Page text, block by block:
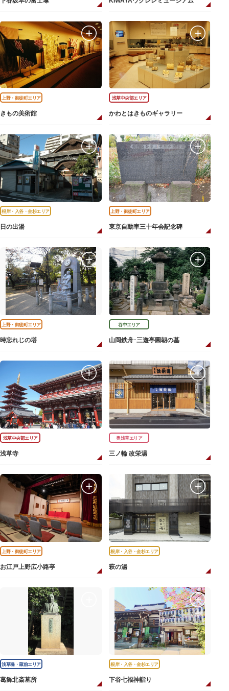
上野・御徒町エリア
きもの美術館
浅草中央部エリア
かわとはきものギャラリー
根岸・入谷・金杉エリア
日の出湯
上野・御徒町エリア
東京自動車三十年会記念碑
上野・御徒町エリア
時忘れじの塔
谷中エリア
山岡鉄舟･三遊亭圓朝の墓
浅草中央部エリア
浅草寺
奥浅草エリア
三ノ輪 改栄湯
上野・御徒町エリア
お江戸上野広小路亭
根岸・入谷・金杉エリア
萩の湯
浅草橋・蔵前エリア
葛飾北斎墓所
根岸・入谷・金杉エリア
下谷七福神詣り